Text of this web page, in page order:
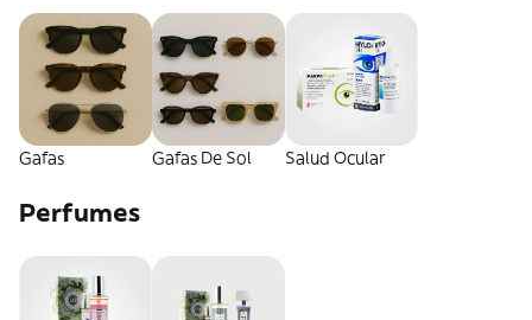
Gafas Gafas De Sol Salud Ocular
Perfumes